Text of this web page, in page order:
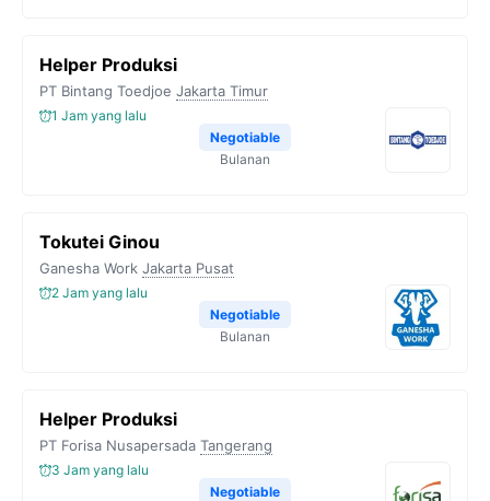
Helper Produksi
PT Bintang Toedjoe Jakarta Timur
1 Jam yang lalu
Negotiable
Bulanan
Tokutei Ginou
Ganesha Work Jakarta Pusat
2 Jam yang lalu
Negotiable
Bulanan
Helper Produksi
PT Forisa Nusapersada Tangerang
3 Jam yang lalu
Negotiable